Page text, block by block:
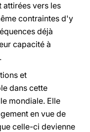
attirées vers les
contraintes d'y
déjà
capacité à
et
dans cette
mondiale. Elle
en vue de
celle-ci devienne